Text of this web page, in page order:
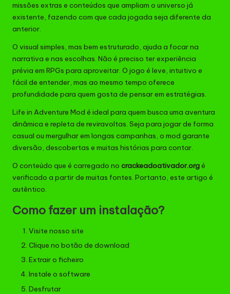
missões extras e conteúdos que ampliam o universo já
existente, fazendo com que cada jogada seja diferente da
anterior.
O visual simples, mas bem estruturado, ajuda a focar na
narrativa e nas escolhas. Não é preciso ter experiência
prévia em RPGs para aproveitar. O jogo é leve, intuitivo e
fácil de entender, mas ao mesmo tempo oferece
profundidade para quem gosta de pensar em estratégias.
Life in Adventure Mod é ideal para quem busca uma aventura
dinâmica e repleta de reviravoltas. Seja para jogar de forma
casual ou mergulhar em longas campanhas, o mod garante
diversão, descobertas e muitas histórias para contar.
O conteúdo que é carregado no crackeadoativador.orgé
verificado a partir de muitas fontes. Portanto, este artigo é
autêntico.
Como fazer um instalação?
Visite nosso site
Clique no botão de download
Extrair o ficheiro
Instale o software
Desfrutar